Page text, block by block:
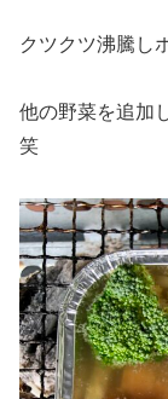
クツクツ沸騰し
他の野菜を追加
笑